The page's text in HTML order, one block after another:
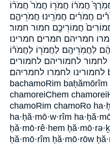
חֲמֹר֔וֹ חֲמֹר֖וֹ חֲמֹר֙ חֲמֹר֨וֹ
חֲמֹרִ֜ים חֲמֹרֵֽינוּ׃ חֲמֹרֵיהֶ֑ם
חֲמוֹרֵיכֶ֖ם חמור חמור׃
חמריהם חמרים חמרינו׃
לַחֲמֹֽרֵיהֶֽם׃ לַחֲמֹר֖וֹ לַחֲמֹר֗וֹ
לחמור לחמוריהם לחמורים
לחמורינו לחמרו לחמריהם׃ ba·ḥă·mō·rîm
bachamoRim
chamoreiChem
chamoRim chamoRo
ha·ḥă·mō·w·rîm
ḥă·mō·rê·hem
ḥă·mō·rîm ḥă·mō·rōw